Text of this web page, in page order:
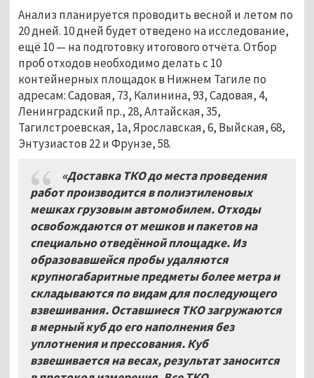
Анализ планируется проводить весной и летом по
20 дней. 10 дней будет отведено на исследование,
ещё 10 — на подготовку итогового отчёта. Отбор
проб отходов необходимо делать с 10
контейнерных площадок в Нижнем Тагиле по
адресам: Садовая, 73, Калинина, 93, Садовая, 4,
Ленинградский пр., 28, Алтайская, 35,
Тагилстроевская, 1а, Ярославская, 6, Выйская, 68,
Энтузиастов 22 и Фрунзе, 58.
«Доставка ТКО до места проведения
работ производится в полиэтиленовых
мешках грузовым автомобилем. Отходы
освобождаются от мешков и пакетов на
специально отведённой площадке. Из
образовавшейся пробы удаляются
крупногабаритные предметы более метра и
складываются по видам для последующего
взвешивания. Оставшиеся ТКО загружаются
в мерный куб до его наполнения без
уплотнения и прессования. Куб
взвешивается на весах, результат заносится